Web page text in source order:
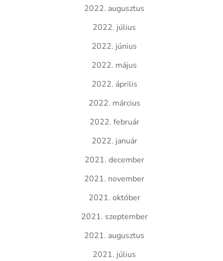
2022. augusztus
2022. július
2022. június
2022. május
2022. április
2022. március
2022. február
2022. január
2021. december
2021. november
2021. október
2021. szeptember
2021. augusztus
2021. július